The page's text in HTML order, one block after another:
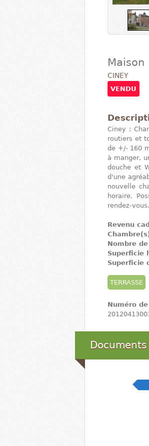
Maison
CINEY
VENDU
Ciney :
routiers et
de +/- 160
à manger,
douche et
d'une
nouvelle
horaire.
rendez-vous.
Revenu
Nombre
Superficie
Superficie
TERRASSE
Numéro
Documents